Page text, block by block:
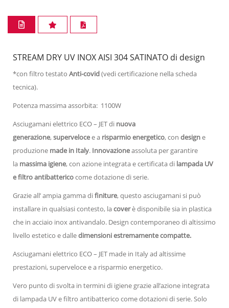
STREAM DRY UV INOX AISI 304 SATINATO di design
*con filtro testato Anti-covid(vedi certificazione nella scheda
tecnica).
Potenza massima assorbita: 1100W
Asciugamani elettrico ECO – JET di nuova
generazione,supervelocee a risparmio energetico, con designe
produzione made in Italy. Innovazioneassoluta per garantire
la massima igiene, con azione integrata e certificata di lampada UV
e filtro antibattericocome dotazione di serie.
Grazie all’ ampia gamma difiniture, questo asciugamani si può
installare in qualsiasi contesto, lacoverè disponibile sia in plastica
che in acciaio inox antivandalo. Design contemporaneo di altissimo
livello estetico e dalledimensioni estremamente compatte.
Asciugamani elettrico ECO – JET made in Italy ad altissime
prestazioni, superveloce e a risparmio energetico.
Vero punto di svolta in termini di igiene grazie all’azione integrata
di lampada UV e filtro antibatterico come dotazioni di serie. Solo